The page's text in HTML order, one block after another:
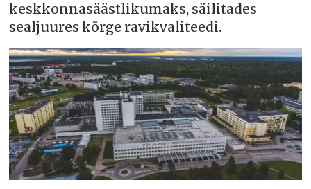
keskkonnasäästlikumaks, säilitades
sealjuures kõrge ravikvaliteedi.